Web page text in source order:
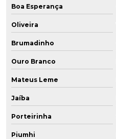
Boa Esperança
Oliveira
Brumadinho
Ouro Branco
Mateus Leme
Jaíba
Porteirinha
Piumhi